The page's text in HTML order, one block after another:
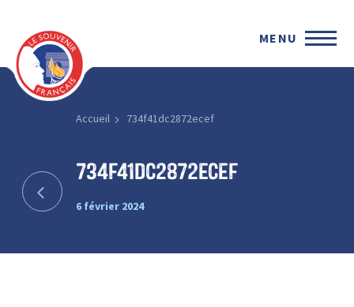
MENU
Accueil 734f41dc2872ecef
734f41dc2872ecef
6 février 2024